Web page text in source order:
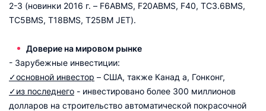
2-3 (новинки 2016 г. – F6ABMS, F20ABMS, F40, TC3.6BMS,
TC5BMS, T18BMS, T25BM JET).
Доверие на мировом рынке
- Зарубежные инвестиции:
✓основной инвестор – США, также Канад а, Гонконг,
✓из последнего - инвестировано более 300 миллионов
долларов на строительство автоматической покрасочной